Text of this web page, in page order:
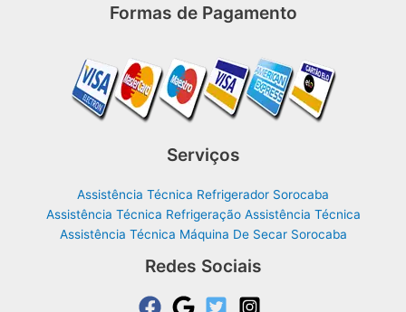
Formas de Pagamento
Serviços
Assistência Técnica Refrigerador Sorocaba
Assistência Técnica Refrigeração Assistência Técnica
Assistência Técnica Máquina De Secar Sorocaba
Redes Sociais